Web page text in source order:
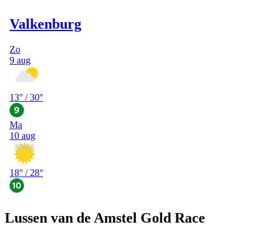
Lussen van de Amstel Gold Race